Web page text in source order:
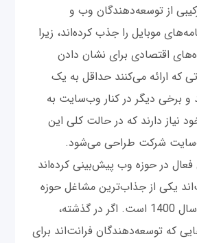
از توسعه‌دهندگان وب و
موبایل را جذب کرده‌اند، زیرا
اقتصادی برای نشان دادن
که ارائه می‌کنند حداقل به یک‌
و برخی دیگر در کنار وب‌سایت به
نیاز دارند که در حالت کلی این
شرکت طراحی می‌شود.
در حوزه وب پیش‌بینی کرده‌اند
یکی از جذاب‌ترین مشاغل حوزه
فناوری‌اطلاعات در سال 1400 است. اگر در گذشته،
که توسعه‌دهندگان فرانت‌اند برای